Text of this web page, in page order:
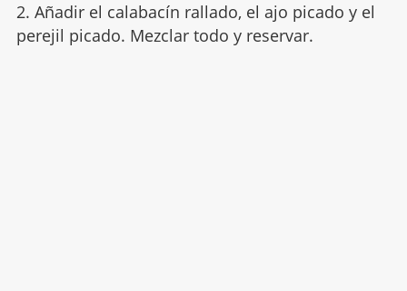
2. Añadir el calabacín rallado, el ajo picado y el
perejil picado. Mezclar todo y reservar.